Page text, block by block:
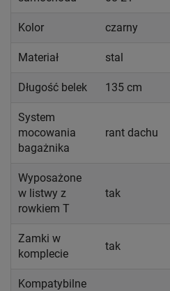
Kolor czarny
Materiał stal
Długość belek 135 cm
System
mocowania
bagażnika
rant dachu
Wyposażone
w listwy z
rowkiem T
tak
Zamki w
komplecie
tak
Kompatybilne